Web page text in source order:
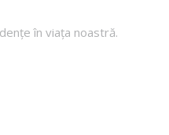
în viața noastră.